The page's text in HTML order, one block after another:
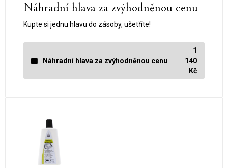
Náhradní hlava za zvýhodněnou cenu
Kupte si jednu hlavu do zásoby, ušetříte!
Náhradní hlava za zvýhodněnou cenu
1
140
Kč